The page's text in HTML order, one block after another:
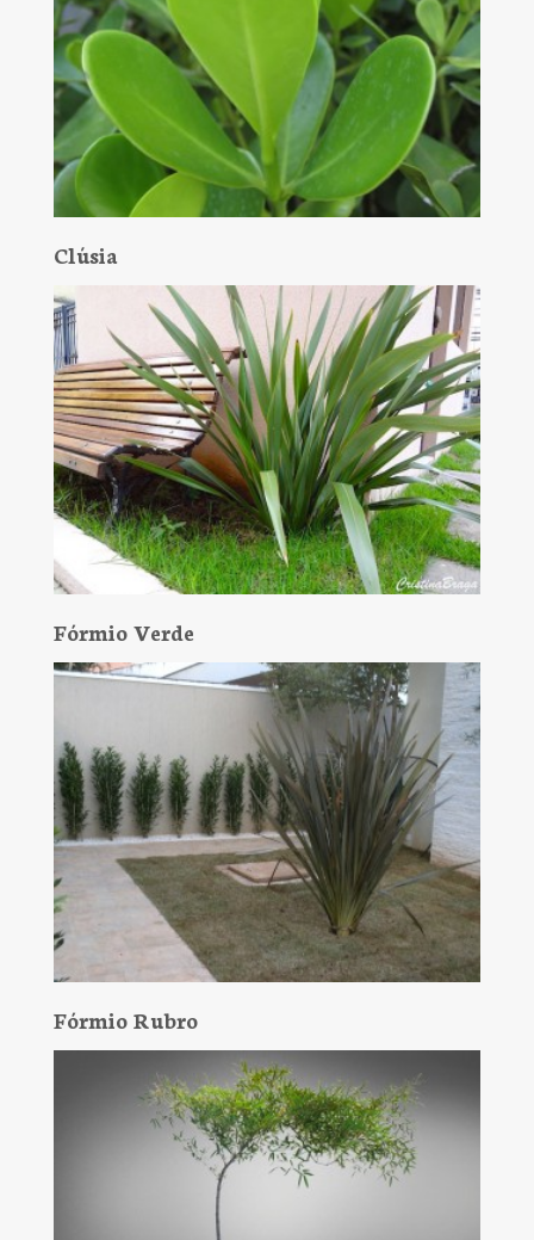
Clúsia
Fórmio Verde
Fórmio Rubro